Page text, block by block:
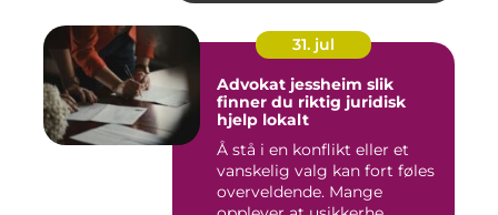
31. jul
Advokat jessheim slik
finner du riktig juridisk
hjelp lokalt
Å stå i en konflikt eller et
vanskelig valg kan fort føles
overveldende. Mange